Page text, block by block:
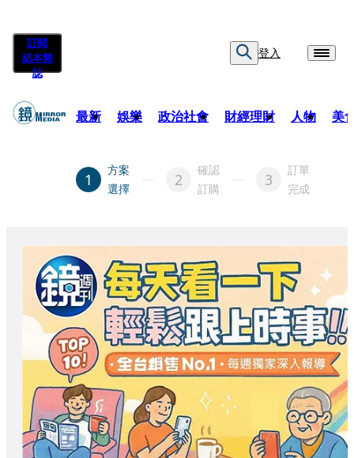
訂閱
紙本雜
誌
登入
最新 娛樂 政治社會 財經理財 人物 美
1
方案
選擇
2
確認
訂購
3
訂單
完成